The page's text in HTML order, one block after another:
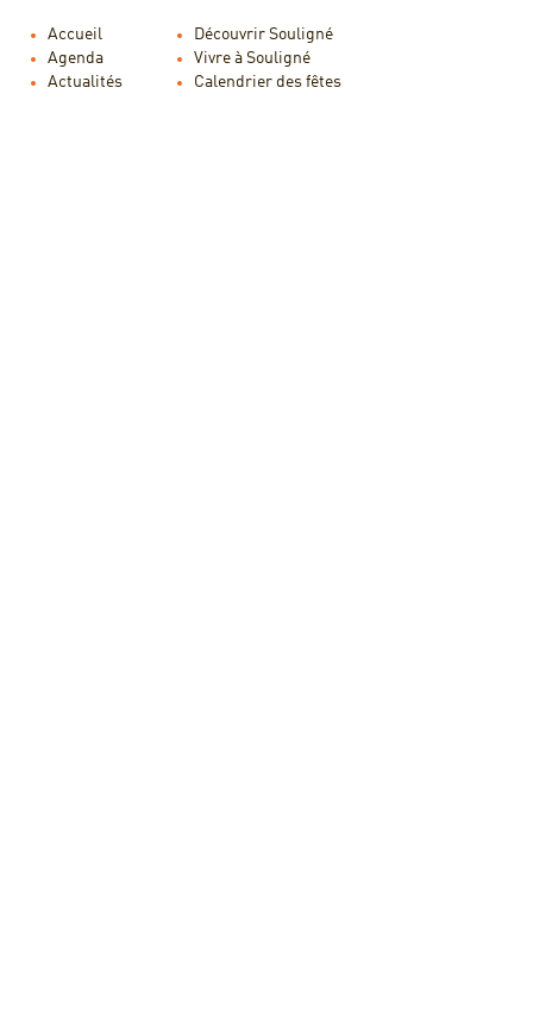
Accueil
Agenda
Actualités
Découvrir Souligné
Vivre à Souligné
Calendrier des fêtes